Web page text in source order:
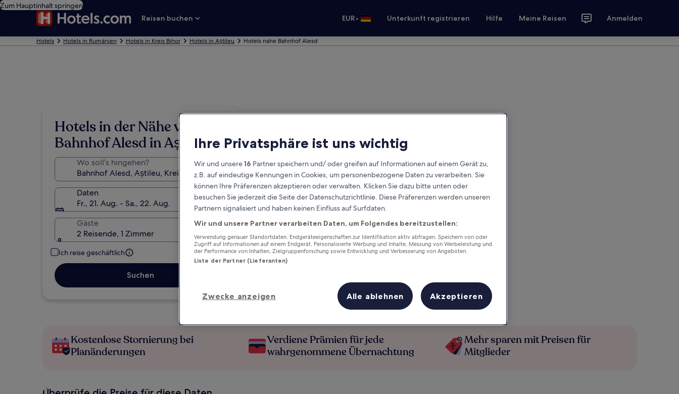
Zum Hauptinhalt springen
Reisen buchen
EUR• Unterkunft registrieren Hilfe Meine Reisen Anmelden
Hotels Hotels in Rumänien Hotels in Kreis Bihor Hotels in Aștileu Hotels nahe Bahnhof Alesd
Hotels in der Nähe von
Bahnhof Alesd in Aștileu
Wo soll’s hingehen?
Daten
Fr., 21. Aug. - Sa., 22. Aug.
Gäste
2 Reisende, 1 Zimmer
Ich reise geschäftlich
Suchen
Kostenlose Stornierung bei
Planänderungen
Verdiene Prämien für jede
wahrgenommene Übernachtung
Mehr sparen mit Preisen für
Mitglieder
Ihre Privatsphäre ist uns wichtig
Wir und unsere16 Partner speichern und/ oder greifen auf Informationen auf einem Gerät zu,
z.B. auf eindeutige Kennungen in Cookies, um personenbezogene Daten zu verarbeiten. Sie
können Ihre Präferenzen akzeptieren oder verwalten. Klicken Sie dazu bitte unten oder
besuchen Sie jederzeit die Seite der Datenschutzrichtlinie. Diese Präferenzen werden unseren
Partnern signalisiert und haben keinen Einfluss auf Surfdaten.
Wir und unsere Partner verarbeiten Daten, um Folgendes bereitzustellen:
Verwendung genauer Standortdaten. Endgeräteeigenschaften zur Identifikation aktiv abfragen. Speichern von oder
Zugriff auf Informationen auf einem Endgerät. Personalisierte Werbung und Inhalte, Messung von Werbeleistung und
der Performance von Inhalten, Zielgruppenforschung sowie Entwicklung und Verbesserung von Angeboten.
Liste der Partner (Lieferanten)
Zwecke anzeigen Alle ablehnen Akzeptieren